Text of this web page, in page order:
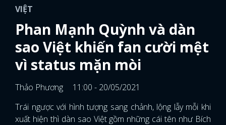
VIỆT
Phan Mạnh Quỳnh và dàn
sao Việt khiến fan cười mệt
vì status mặn mòi
Thảo Phương
11:00 - 20/05/2021
Trái ngược với hình tượng sang chảnh, lộng lẫy mỗi khi
xuất hiện thì dàn sao Việt gồm những cái tên như Bích